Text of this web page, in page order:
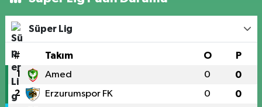
Süper Lig
# Takım O P
1 Amed 0 0
2 Erzurumspor FK 0 0